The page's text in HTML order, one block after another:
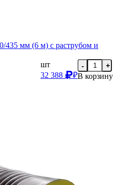
435 мм (6 м) с раструбом и
шт
32 388
₽
- +
В корзину